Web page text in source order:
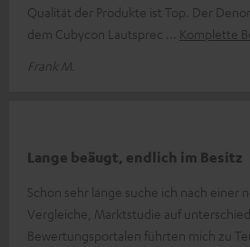
Qualität der Produkte ist Top. Der
dem Cubycon Lautsprec
Komplette
Frank M.
Lange beäugt, endlich im Besitz
Schon sehr lange suche ich nach einer
Vergleiche, Marktstudie auf
Bewertungsportalen führten mich zu Teu